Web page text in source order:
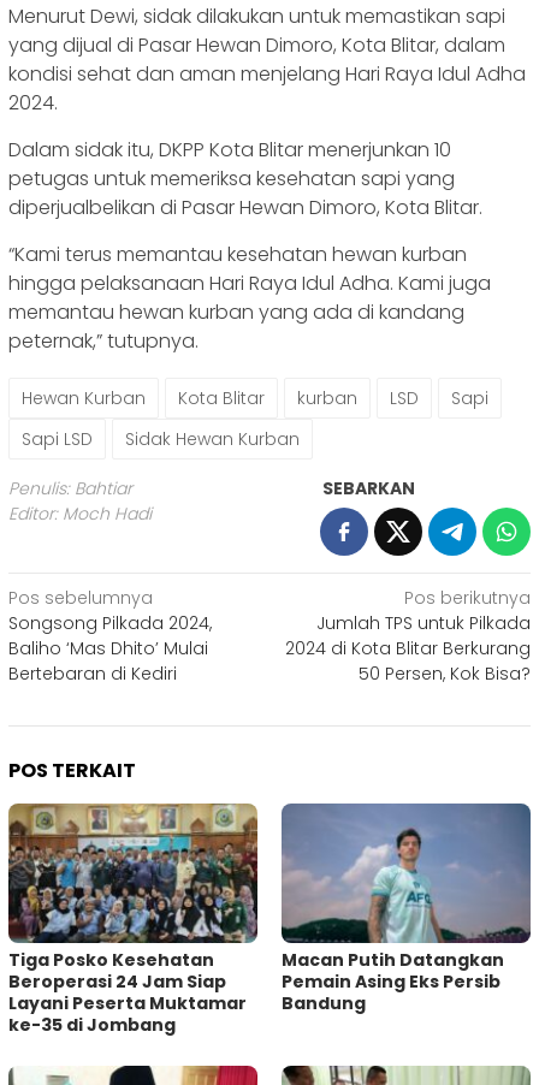
Menurut Dewi, sidak dilakukan untuk memastikan sapi
yang dijual di Pasar Hewan Dimoro, Kota Blitar, dalam
kondisi sehat dan aman menjelang Hari Raya Idul Adha
2024.
Dalam sidak itu, DKPP Kota Blitar menerjunkan 10
petugas untuk memeriksa kesehatan sapi yang
diperjualbelikan di Pasar Hewan Dimoro, Kota Blitar.
“Kami terus memantau kesehatan hewan kurban
hingga pelaksanaan Hari Raya Idul Adha. Kami juga
memantau hewan kurban yang ada di kandang
peternak,” tutupnya.
Hewan Kurban Kota Blitar kurban LSD
Sapi
Sapi LSD
Sidak Hewan Kurban
Penulis: Bahtiar
Editor: Moch Hadi
SEBARKAN
Navigasi
pos
Pos sebelumnya
Songsong Pilkada 2024,
Baliho ‘Mas Dhito’ Mulai
Bertebaran di Kediri
Pos berikutnya
Jumlah TPS untuk Pilkada
2024 di Kota Blitar Berkurang
50 Persen, Kok Bisa?
POS TERKAIT
Tiga Posko Kesehatan
Beroperasi 24 Jam Siap
Layani Peserta Muktamar
ke-35 di Jombang
Macan Putih Datangkan
Pemain Asing Eks Persib
Bandung